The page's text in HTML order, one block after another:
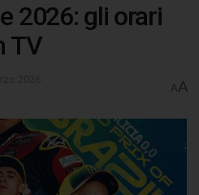
2026: gli orari
TV
AA